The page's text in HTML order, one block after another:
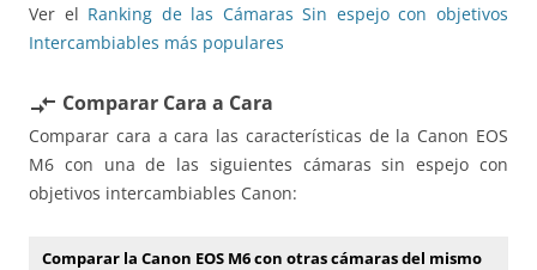
Ver el Ranking de las Cámaras Sin espejo con objetivos
Intercambiables más populares
compare_arrows Comparar Cara a Cara
Comparar cara a cara las características de la Canon EOS
M6 con una de las siguientes cámaras sin espejo con
objetivos intercambiables Canon:
Comparar la Canon EOS M6 con otras cámaras del mismo